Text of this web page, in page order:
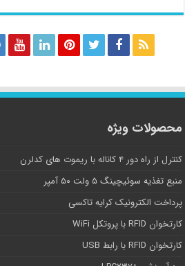
محصولات ویژه
کنترل از راه دور ۴ کاناله با ریموت های کدلرن
منبع تغذیه سوئیچینگ ۵ ولت ۵۰ آمپر
پرداخت الکترونیک کرایه تاکسی
کارتخوان RFID با پروتکل WiFi
کارتخوان RFID با رابط USB